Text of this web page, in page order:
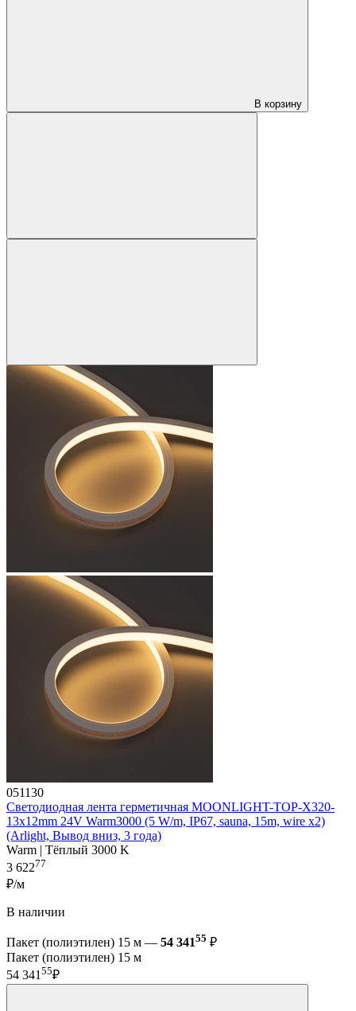
В корзину
051130
Светодиодная лента герметичная MOONLIGHT-TOP-X320-
13x12mm 24V Warm3000 (5 W/m, IP67, sauna, 15m, wire x2)
(Arlight, Вывод вниз, 3 года)
Warm | Тёплый 3000 K
3 62277
₽/м
В наличии
Пакет (полиэтилен) 15 м — 54 34155 ₽
Пакет (полиэтилен) 15 м
54 34155₽